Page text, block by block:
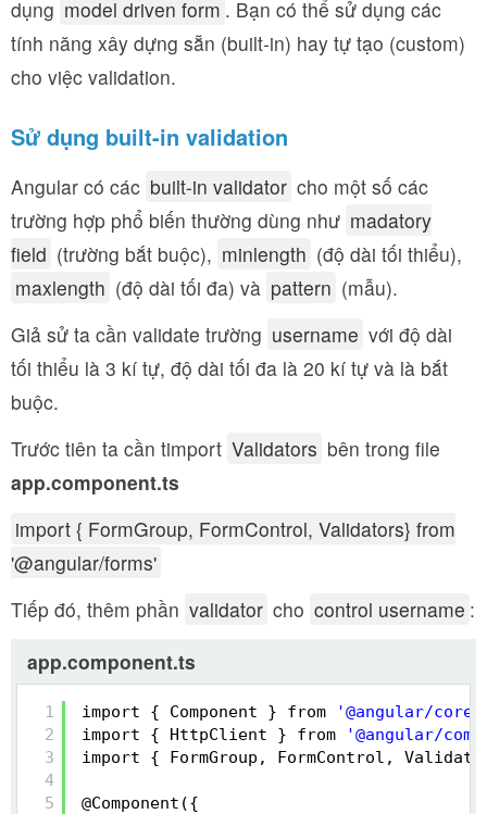
dụng model driven form . Bạn có thể sử dụng các
tính năng xây dựng sẵn (built-in) hay tự tạo (custom)
cho việc validation.
Sử dụng built-in validation
Angular có các built-in validator cho một số các
trường hợp phổ biến thường dùng như madatory
field (trường bắt buộc), minlength (độ dài tối thiểu),
maxlength (độ dài tối đa) và pattern (mẫu).
Giả sử ta cần validate trường username với độ dài
tối thiểu là 3 kí tự, độ dài tối đa là 20 kí tự và là bắt
buộc.
Trước tiên ta cần timport Validators bên trong file
app.component.ts
import { FormGroup, FormControl, Validators} from
'@angular/forms'
Tiếp đó, thêm phần validator cho control username :
app.component.ts
1
2
3
4
5
import { Component } from '@angular/core'
import { HttpClient } from
'@angular/
import { FormGroup, FormControl,
@Component({